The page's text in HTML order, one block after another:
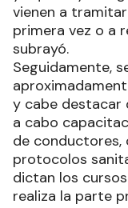
de pandemia. En
con mayor
ya que hay una
vienen a
primera vez o a
subrayó.
Seguidamente,
y cabe destacar
a cabo
de conductores,